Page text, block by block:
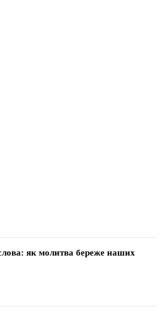
як молитва береже наших